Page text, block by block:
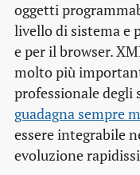
oggetti
livello di sistema e
e per il browser.
molto più
professionale degli
guadagna sempre
essere integrabile
evoluzione